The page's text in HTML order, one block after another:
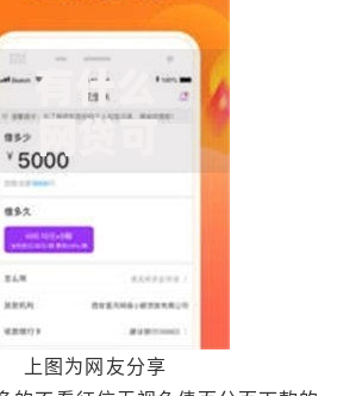
上图为网友分享